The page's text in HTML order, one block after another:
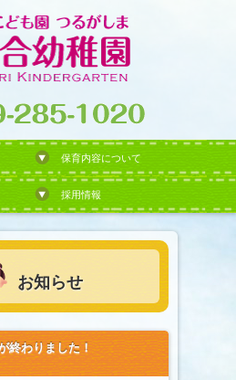
保育内容について
採用情報
お知らせ
終わりました！